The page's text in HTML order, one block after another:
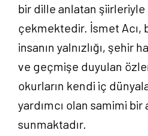
bir dille anlatan
çekmektedir. İsmet Acı,
insanın yalnızlığı, şehir
ve geçmişe duyulan
okurların kendi iç
yardımcı olan samimi bir
sunmaktadır.